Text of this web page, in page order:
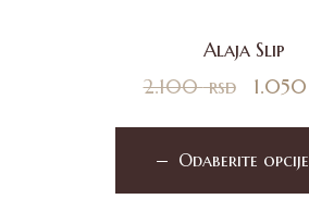
Alaja Slip
2.100rsd 1.050
Odaberite opcije